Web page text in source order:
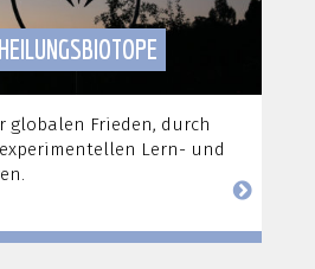
globalen Frieden, durch
Lern- und